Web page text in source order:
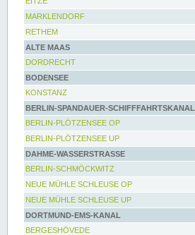
MARKLENDORF
RETHEM
ALTE MAAS
DORDRECHT
BODENSEE
KONSTANZ
BERLIN-SPANDAUER-SCHIFFFAHRTSKANAL
BERLIN-PLÖTZENSEE OP
BERLIN-PLÖTZENSEE UP
DAHME-WASSERSTRASSE
BERLIN-SCHMÖCKWITZ
NEUE MÜHLE SCHLEUSE OP
NEUE MÜHLE SCHLEUSE UP
DORTMUND-EMS-KANAL
BERGESHÖVEDE